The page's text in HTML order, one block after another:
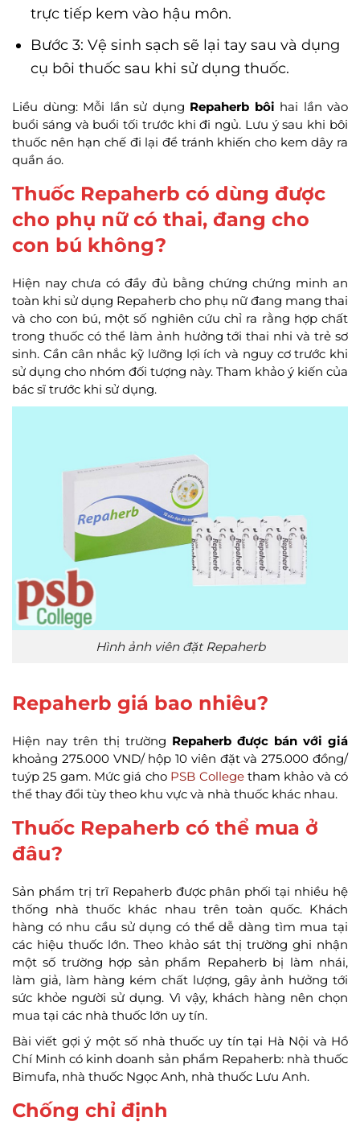
trực tiếp kem vào hậu môn.
Bước 3: Vệ sinh sạch sẽ lại tay sau và dụng
cụ bôi thuốc sau khi sử dụng thuốc.
Liều dùng: Mỗi lần sử dụng Repaherb bôi hai lần vào
buổi sáng và buổi tối trước khi đi ngủ. Lưu ý sau khi bôi
thuốc nên hạn chế đi lại để tránh khiến cho kem dây ra
quần áo.
Thuốc Repaherb có dùng được
cho phụ nữ có thai, đang cho
con bú không?
Hiện nay chưa có đầy đủ bằng chứng chứng minh an
toàn khi sử dụng Repaherb cho phụ nữ đang mang thai
và cho con bú, một số nghiên cứu chỉ ra rằng hợp chất
trong thuốc có thể làm ảnh hưởng tới thai nhi và trẻ sơ
sinh. Cần cân nhắc kỹ lưỡng lợi ích và nguy cơ trước khi
sử dụng cho nhóm đối tượng này. Tham khảo ý kiến của
bác sĩ trước khi sử dụng.
Hình ảnh viên đặt Repaherb
Repaherb giá bao nhiêu?
Hiện nay trên thị trường Repaherb được bán với giá
khoảng 275.000 VND/ hộp 10 viên đặt và 275.000 đồng/
tuýp 25 gam. Mức giá cho PSB Collegetham khảo và có
thể thay đổi tùy theo khu vực và nhà thuốc khác nhau.
Thuốc Repaherb có thể mua ở
đâu?
Sản phẩm trị trĩ Repaherb được phân phối tại nhiều hệ
thống nhà thuốc khác nhau trên toàn quốc. Khách
hàng có nhu cầu sử dụng có thể dễ dàng tìm mua tại
các hiệu thuốc lớn. Theo khảo sát thị trường ghi nhận
một số trường hợp sản phẩm Repaherb bị làm nhái,
làm giả, làm hàng kém chất lượng, gây ảnh hưởng tới
sức khỏe người sử dụng. Vì vậy, khách hàng nên chọn
mua tại các nhà thuốc lớn uy tín.
Bài viết gợi ý một số nhà thuốc uy tín tại Hà Nội và Hồ
Chí Minh có kinh doanh sản phẩm Repaherb: nhà thuốc
Bimufa, nhà thuốc Ngọc Anh, nhà thuốc Lưu Anh.
Chống chỉ định